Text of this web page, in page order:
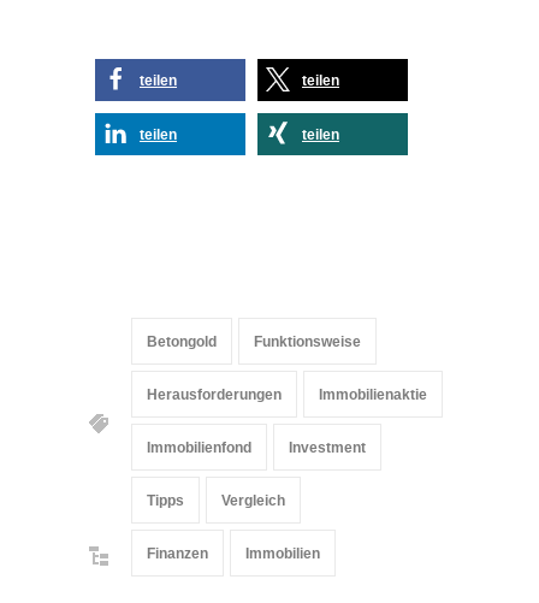
teilen teilen
teilen teilen
Betongold Funktionsweise
Herausforderungen Immobilienaktie
Immobilienfond Investment
Tipps Vergleich
Finanzen Immobilien